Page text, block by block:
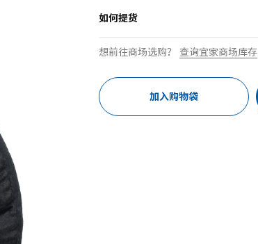
如何提货
想前往商场选购？ 查询宜家商场库存
加入购物袋